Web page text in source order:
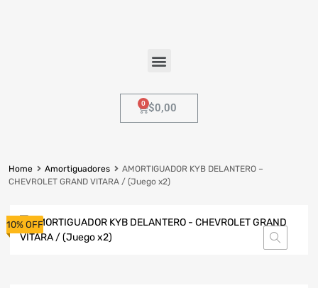
$0,00
Home Amortiguadores
AMORTIGUADOR KYB DELANTERO –
CHEVROLET GRAND VITARA / (Juego x2)
10% OFF